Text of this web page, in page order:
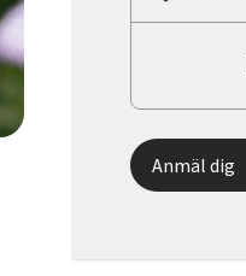
Anmäl dig